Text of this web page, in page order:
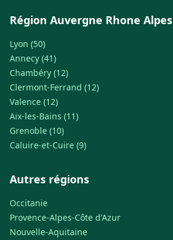
Région Auvergne Rhone Alpes
Lyon (50)
Annecy (41)
Chambéry (12)
Clermont-Ferrand (12)
Valence (12)
Aix-les-Bains (11)
Grenoble (10)
Caluire-et-Cuire (9)
Autres régions
Occitanie
Provence-Alpes-Côte d'Azur
Nouvelle-Aquitaine